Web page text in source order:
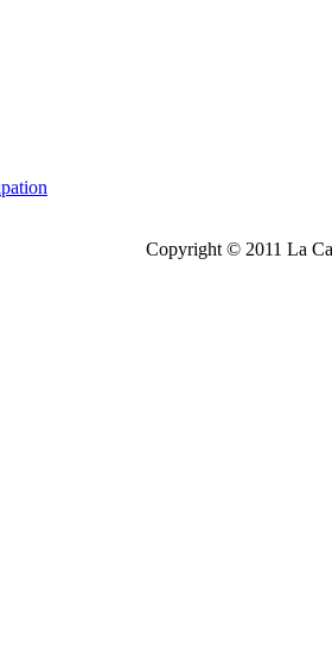
Copyright © 2011 La